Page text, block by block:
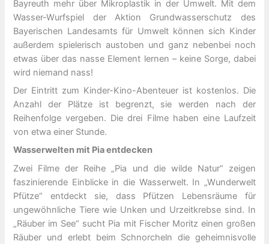
Bayreuth mehr über Mikroplastik in der Umwelt. Mit dem
Wasser-Wurfspiel der Aktion Grundwasserschutz des
Bayerischen Landesamts für Umwelt können sich Kinder
außerdem spielerisch austoben und ganz nebenbei noch
etwas über das nasse Element lernen – keine Sorge, dabei
wird niemand nass!
Der Eintritt zum Kinder-Kino-Abenteuer ist kostenlos. Die
Anzahl der Plätze ist begrenzt, sie werden nach der
Reihenfolge vergeben. Die drei Filme haben eine Laufzeit
von etwa einer Stunde.
Wasserwelten mit Pia entdecken
Zwei Filme der Reihe „Pia und die wilde Natur“ zeigen
faszinierende Einblicke in die Wasserwelt. In „Wunderwelt
Pfütze“ entdeckt sie, dass Pfützen Lebensräume für
ungewöhnliche Tiere wie Unken und Urzeitkrebse sind. In
„Räuber im See“ sucht Pia mit Fischer Moritz einen großen
Räuber und erlebt beim Schnorcheln die geheimnisvolle